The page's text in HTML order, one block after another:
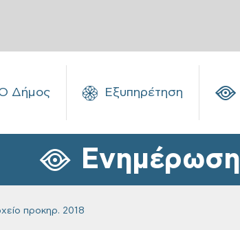
Δήμος Εξυπηρέτηση
Ενημέρωση
προκηρ. 2018